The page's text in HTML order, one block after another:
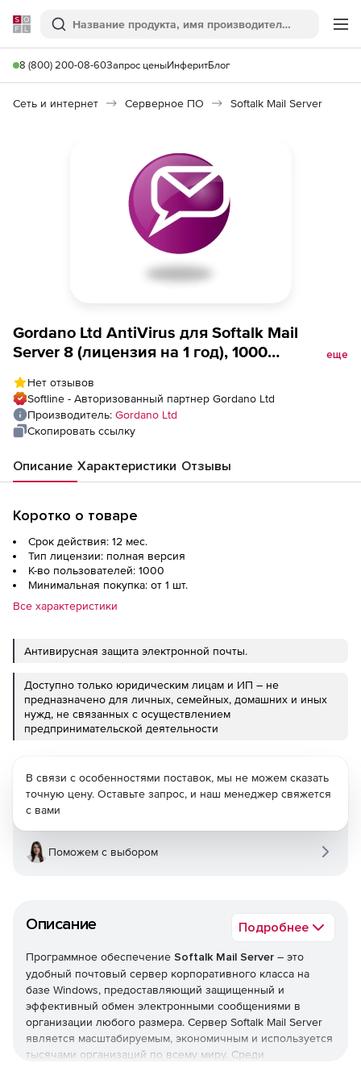
Softline
Поиск
8 (800) 200-08-60Запрос ценыИнферитБлог
Сеть и интернет Серверное ПО Softalk Mail Server
Gordano Ltd AntiVirus для Softalk Mail
Server 8 (лицензия на 1 год), 1000
еще
Нет отзывов
Softline - Авторизованный партнер Gordano Ltd
Производитель: Gordano Ltd
Скопировать ссылку
Описание Характеристики Отзывы
Коротко о товаре
Срок действия: 12 мес.
Тип лицензии: полная версия
К-во пользователей: 1000
Минимальная покупка: от 1 шт.
Все характеристики
Антивирусная защита электронной почты.
Доступно только юридическим лицам и ИП – не
предназначено для личных, семейных, домашних и иных
нужд, не связанных с осуществлением
предпринимательской деятельности
Описание Подробнее
Программное обеспечение Softalk Mail Server – это
удобный почтовый сервер корпоративного класса на
базе Windows, предоставляющий защищенный и
эффективный обмен электронными сообщениями в
организации любого размера. Сервер Softalk Mail Server
является масштабируемым, экономичным и используется
тысячами организаций по всему миру. Среди
В связи с особенностями поставок, мы не можем сказать
точную цену. Оставьте запрос, и наш менеджер свяжется
с вами
Поможем с выбором